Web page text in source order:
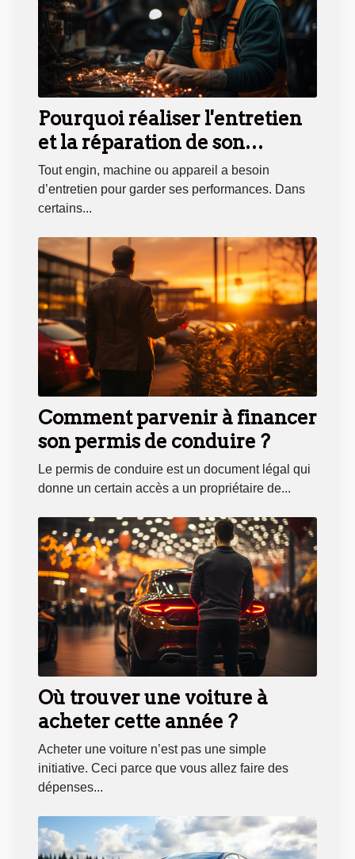
Pourquoi réaliser l'entretien
et la réparation de son
véhicule ?
Tout engin, machine ou appareil a besoin
d’entretien pour garder ses performances. Dans
certains...
Comment parvenir à financer
son permis de conduire ?
Le permis de conduire est un document légal qui
donne un certain accès a un propriétaire de...
Où trouver une voiture à
acheter cette année ?
Acheter une voiture n’est pas une simple
initiative. Ceci parce que vous allez faire des
dépenses...